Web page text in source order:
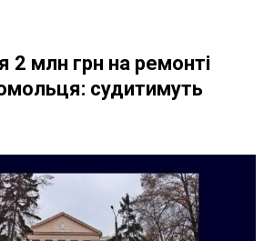
2 млн грн на ремонті
судитимуть